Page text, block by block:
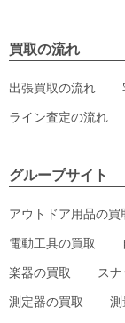
買取の流れ
出張買取の流れ
ライン査定の流れ
グループサイト
アウトドア用品の買
電動工具の買取
楽器の買取 ス
測定器の買取 測